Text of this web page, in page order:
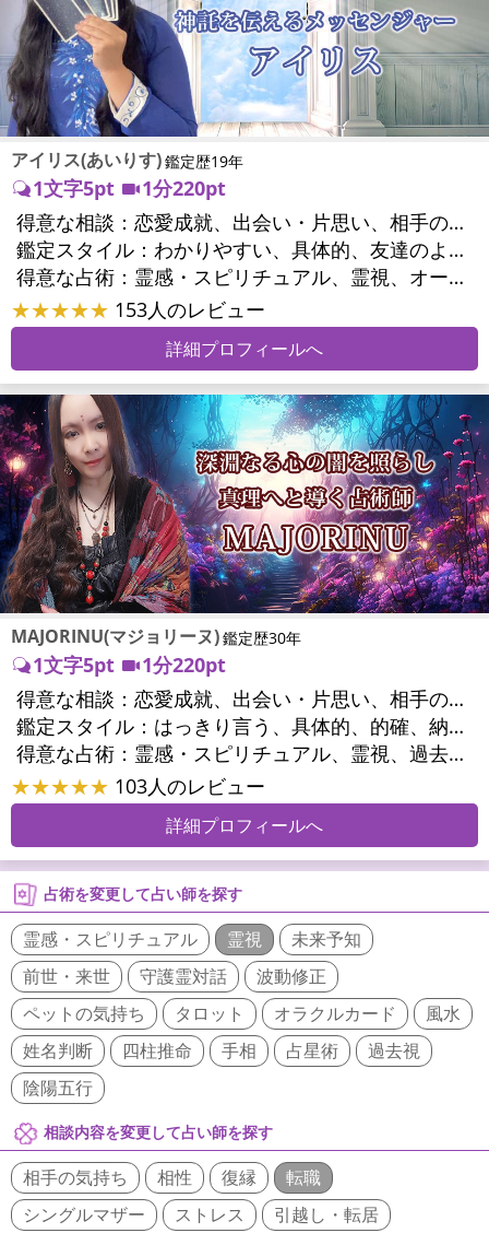
アイリス(あいりす)鑑定歴19年
1文字5pt
1分220pt
得意な相談：
恋愛成就、出会い・片思い、相手の気持ち、相性、結婚、男心・女心、二人の今後、複雑な恋愛、浮気、不倫、復活愛、復縁、離婚、同性愛・LGBT、人間関係、職場の人間関係、対人関係、仕事運、適職、転職、就職、家族関係、夫婦関係、家庭問題、育児・子育て、シングルマザー、精神問題、心の問題、トラウマ、ストレス、健康運、金運、金銭トラブル
鑑定スタイル：
わかりやすい、具体的、友達のように相談できる、聞き上手、とても話しやすい、じっくり聞いてくれる、愛にあふれ温かい、前向き・元気になれる
得意な占術：
霊感・スピリチュアル、霊視、オーラ、タロット、オラクルカード
★★★★★ 153人のレビュー
詳細プロフィールへ
MAJORINU(マジョリーヌ)鑑定歴30年
1文字5pt
1分220pt
得意な相談：
恋愛成就、出会い・片思い、相手の気持ち、相性、縁結び、結婚、男心・女心、二人の今後、複雑な恋愛、三角関係、略奪愛、浮気、不倫、復活愛、復縁、離婚、同性愛・LGBT、人間関係、職場の人間関係、対人関係、仕事運、適職、天職、転職、進路、就職、人生全般、使命、経営相談、人事、開業、夢、目標、ビジネスチャンス、ビジネスパートナー、パワーハラスメント、セクシャルハラスメント、家族関係、夫婦関係、家庭問題、夫婦問題、親族問題、育児・子育て、シングルマザー、ドメスティックバイオレンス、相続関係、精神問題、心の問題、うつ、トラウマ、ストレス、いじめ、人生相談、霊的問題、魂の本質、前世、ペットの気持ち、パワーストーン選択、引越し・転居、方位、健康運、金運、金銭トラブル、ご近所問題、縁切り
鑑定スタイル：
はっきり言う、具体的、的確、納得感、情報量が多い、友達のように相談できる、聞き上手、とても話しやすい、じっくり聞いてくれる、愛にあふれ温かい、深く濃厚、勇気をくれる、前向き・元気になれる、実力派
得意な占術：
霊感・スピリチュアル、霊視、過去視、未来予知、前世・来世、波動修正、オーラ、エネルギー調整、ソウルメイト、チャネリング、ペットの気持ち、タロット、オラクルカード、風水、姓名判断、九星気学、四柱推命、占星術、数秘術、カラー診断、易学、祈祷、祈願、縁結び、縁切り、ダウジング、ルーン、パワーストーン、カウンセリング、オリジナル占術、ルノルマンカード
★★★★★ 103人のレビュー
詳細プロフィールへ
占術を変更して占い師を探す
霊感・スピリチュアル 霊視
未来予知
前世・来世
守護霊対話
波動修正
ペットの気持ち
タロット オラクルカード
風水
姓名判断
四柱推命 手相 占星術
過去視
陰陽五行
相談内容を変更して占い師を探す
相手の気持ち 相性 復縁
転職
シングルマザー
ストレス 引越し・転居